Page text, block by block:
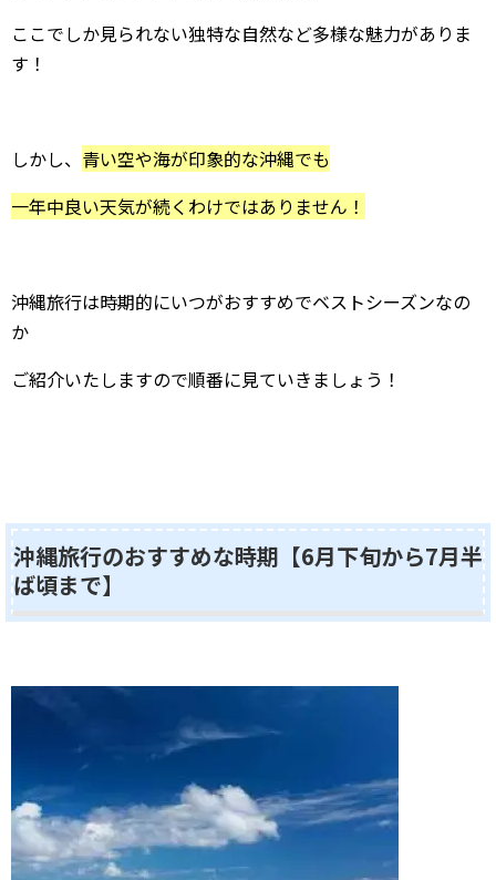
ここでしか見られない独特な自然など多様な魅力がありま
す！
しかし、 青い空や海が印象的な沖縄でも
一年中良い天気が続くわけではありません！
沖縄旅行は時期的にいつがおすすめでベストシーズンなの
か
ご紹介いたしますので順番に見ていきましょう！
沖縄旅行のおすすめな時期【6月下旬から7月半
ば頃まで】